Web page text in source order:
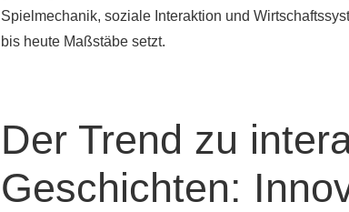
Spielmechanik, soziale Interaktion und
bis heute Maßstäbe setzt.
Der Trend zu
Geschichten: